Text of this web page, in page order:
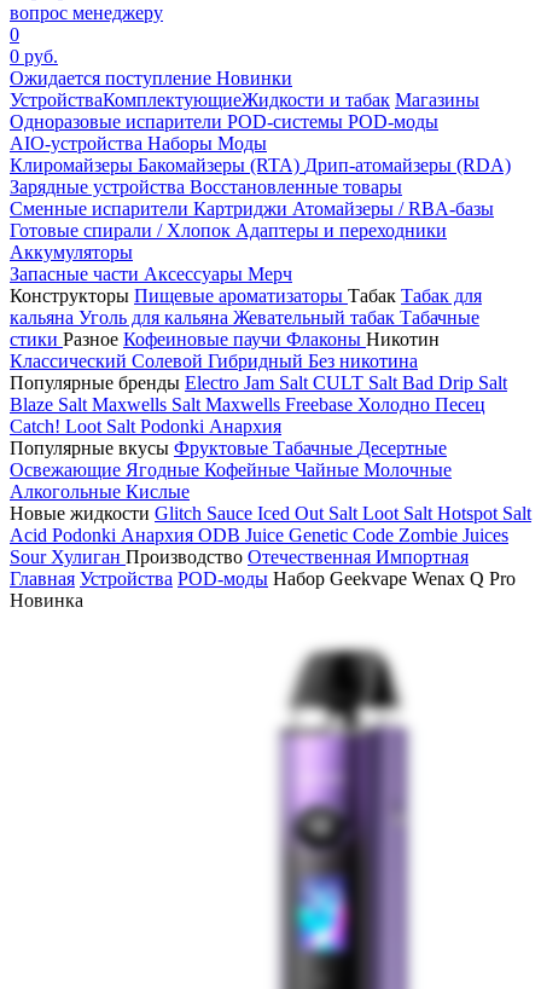
вопрос менеджеру
0
0 руб.
Ожидается поступление Новинки
УстройстваКомплектующиеЖидкости и табак Магазины
Одноразовые испарители POD-системы POD-моды
AIO-устройства Наборы Моды
Клиромайзеры Бакомайзеры (RTA) Дрип-атомайзеры (RDA)
Зарядные устройства Восстановленные товары
Сменные испарители Картриджи Атомайзеры / RBA-базы
Готовые спирали / Хлопок Адаптеры и переходники
Аккумуляторы
Запасные части Аксессуары Мерч
Конструкторы Пищевые ароматизаторы Табак Табак для
кальяна Уголь для кальяна Жевательный табак Табачные
стики Разное Кофеиновые паучи Флаконы Никотин
Классический Солевой Гибридный Без никотина
Популярные бренды Electro Jam Salt CULT Salt Bad Drip Salt
Blaze Salt Maxwells Salt Maxwells Freebase Холодно Песец
Catch! Loot Salt Podonki Анархия
Популярные вкусы Фруктовые Табачные Десертные
Освежающие Ягодные Кофейные Чайные Молочные
Алкогольные Кислые
Новые жидкости Glitch Sauce Iced Out Salt Loot Salt Hotspot Salt
Acid Podonki Анархия ODB Juice Genetic Code Zombie Juices
Sour Хулиган Производство Отечественная Импортная
Главная Устройства POD-моды Набор Geekvape Wenax Q Pro
Новинка